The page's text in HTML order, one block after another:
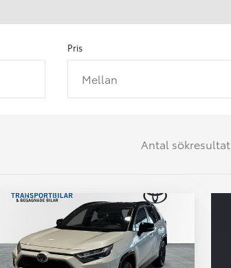
Pris
Mellan
Antal sökresultat